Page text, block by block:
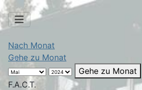
Nach Monat
Gehe zu Monat
Gehe zu Monat
F.A.C.T.